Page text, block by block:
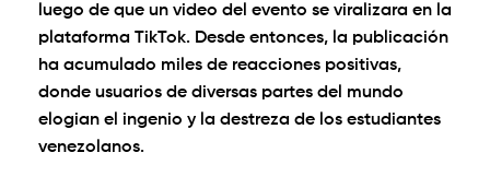
luego de que un video del evento se viralizara en la
plataforma TikTok. Desde entonces, la publicación
ha acumulado miles de reacciones positivas,
donde usuarios de diversas partes del mundo
elogian el ingenio y la destreza de los estudiantes
venezolanos.
0:00